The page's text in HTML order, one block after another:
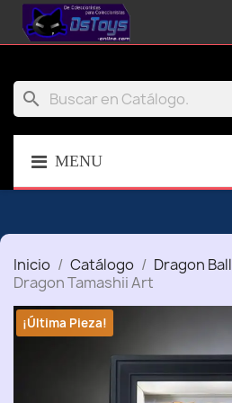
search
MENU
Inicio Catálogo Dragon Ball
Dragon Tamashii Art
¡Última Pieza!